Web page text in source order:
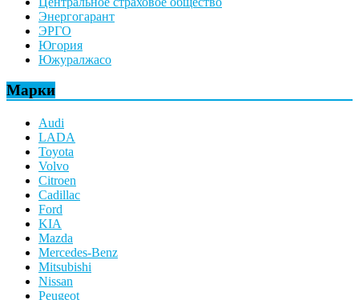
Энергогарант
ЭРГО
Югория
Южуралжасо
Марки
Audi
LADA
Toyota
Volvo
Citroen
Cadillac
Ford
KIA
Mazda
Mercedes-Benz
Mitsubishi
Nissan
Peugeot